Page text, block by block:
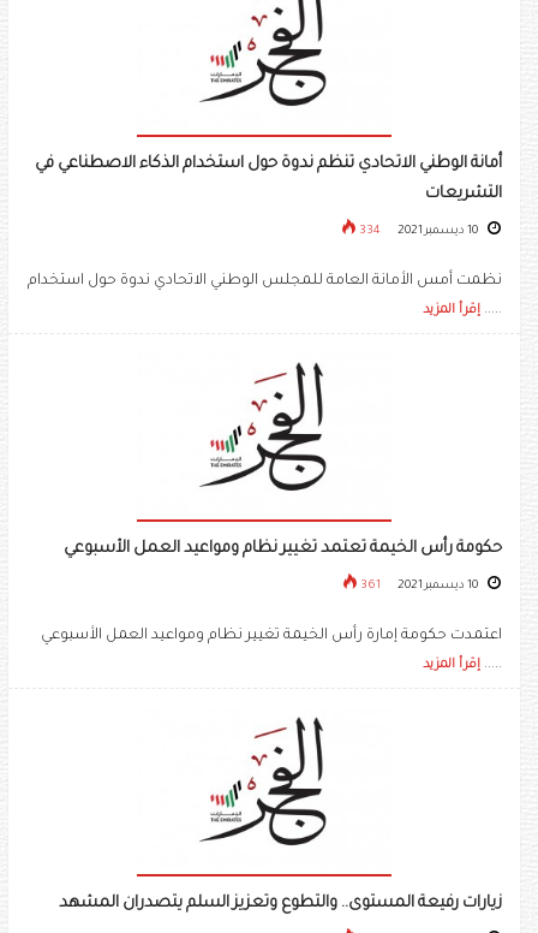
أمانة الوطني الاتحادي تنظم ندوة حول استخدام الذكاء الاصطناعي في
التشريعات
334
نظمت أمس الأمانة العامة للمجلس الوطني الاتحادي ندوة حول استخدام
..... إقرأ المزيد
حكومة رأس الخيمة تعتمد تغيير نظام ومواعيد العمل الأسبوعي
361
اعتمدت حكومة إمارة رأس الخيمة تغيير نظام ومواعيد العمل الأسبوعي
..... إقرأ المزيد
زيارات رفيعة المستوى.. والتطوع وتعزيز السلم يتصدران المشهد